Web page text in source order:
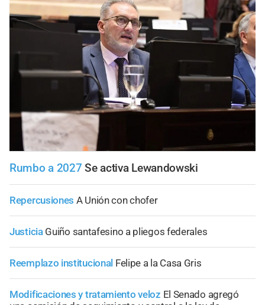
Rumbo a 2027 Se activa Lewandowski
Repercusiones A Unión con chofer
Justicia Guiño santafesino a pliegos federales
Reemplazo institucional Felipe a la Casa Gris
Modificaciones y tratamiento veloz El Senado agregó